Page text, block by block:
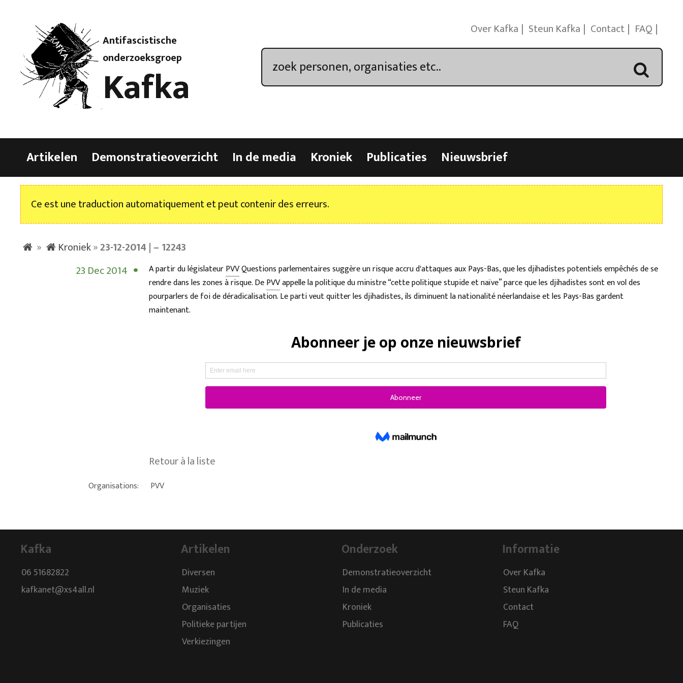
Antifascistische
onderzoeksgroep
Kafka
Over Kafka Steun Kafka Contact FAQ
Artikelen Demonstratieoverzicht In de media Kroniek Publicaties Nieuwsbrief
Ce est une traduction automatiquement et peut contenir des erreurs.
» Kroniek»23-12-2014 | – 12243
23 Dec 2014
A partir du législateurPVVQuestions parlementaires suggère un risque accru d'attaques aux Pays-Bas, que les djihadistes potentiels empêchés de se
rendre dans les zones à risque. DePVVappelle la politique du ministre “cette politique stupide et naïve” parce que les djihadistes sont en vol des
pourparlers de foi de déradicalisation. Le parti veut quitter les djihadistes, ils diminuent la nationalité néerlandaise et les Pays-Bas gardent
maintenant.
Retour à la liste
Organisations: PVV
Kafka
06 51682822
kafkanet@xs4all.nl
Artikelen
Diversen
Muziek
Organisaties
Politieke partijen
Verkiezingen
Onderzoek
Demonstratieoverzicht
In de media
Kroniek
Publicaties
Informatie
Over Kafka
Steun Kafka
Contact
FAQ